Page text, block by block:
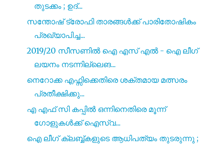
തുടക്കം ; ഉദ്...
സന്തോഷ് ട്രോഫി താരങ്ങൾക്ക് പാരിതോഷികം
പ്രഖ്യാപിച്ച...
2019/20 സീസണിൽ ഐ എസ്‌ എൽ - ഐ ലീഗ്
ലയനം നടന്നില്ലെങ...
നെറോക്ക എഫ്സിക്കെതിരെ ശക്തമായ മത്സരം
പ്രതീക്ഷിക്കു...
എ എഫ് സി കപ്പിൽ ഒന്നിനെതിരെ മൂന്ന്
ഗോളുകൾക്ക് ഐസ്വ...
ഐ ലീഗ് ക്ലബ്ബ്കളുടെ ആധിപത്യം തുടരുന്നു ;